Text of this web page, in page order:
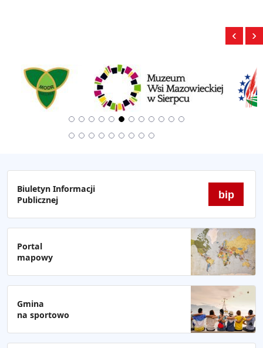
‹ ›
Biuletyn Informacji
Publicznej
bip
Portal
mapowy
Gmina
na sportowo